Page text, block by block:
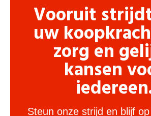
Vooruit
uw
zorg en
kansen
Steun onze strijd en blijf